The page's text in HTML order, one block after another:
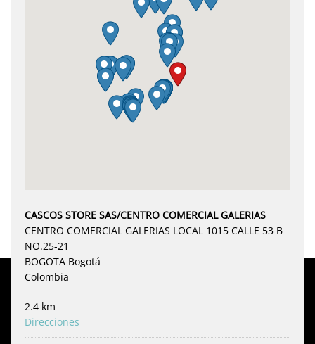
CASCOS STORE SAS/CENTRO COMERCIAL GALERIAS
CENTRO COMERCIAL GALERIAS LOCAL 1015 CALLE 53 B
NO.25-21
BOGOTA Bogotá
Colombia
2.4 km
Direcciones